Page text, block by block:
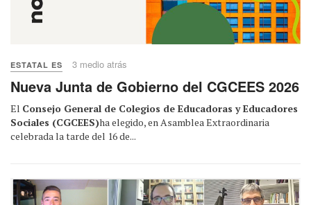
ESTATAL ES 3 medio atrás
Nueva Junta de Gobierno del CGCEES 2026
El Consejo General de Colegios de Educadoras y Educadores
Sociales (CGCEES)ha elegido, en Asamblea Extraordinaria
celebrada la tarde del 16 de...